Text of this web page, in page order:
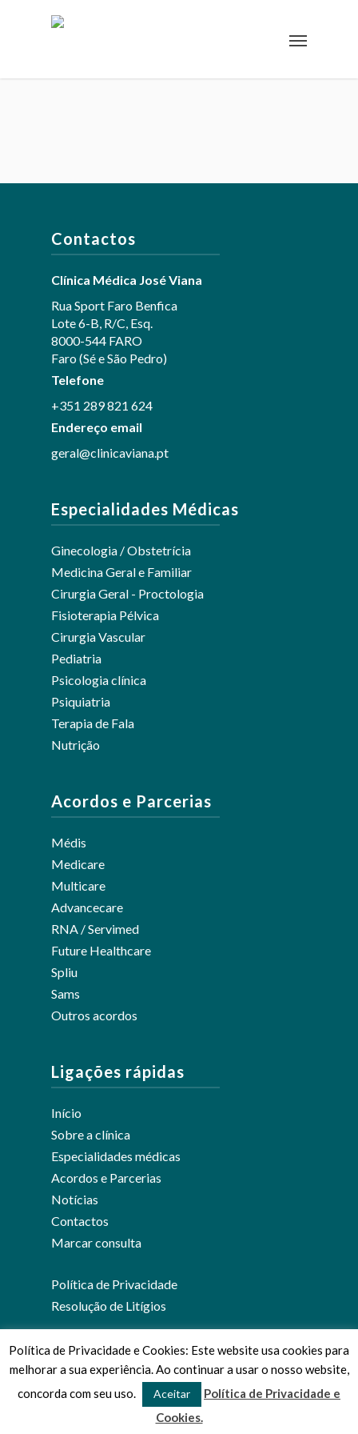
Contactos
Clínica Médica José Viana
Rua Sport Faro Benfica
Lote 6-B, R/C, Esq.
8000-544 FARO
Faro (Sé e São Pedro)
Telefone
+351 289 821 624
Endereço email
geral@clinicaviana.pt
Especialidades Médicas
Ginecologia / Obstetrícia
Medicina Geral e Familiar
Cirurgia Geral - Proctologia
Fisioterapia Pélvica
Cirurgia Vascular
Pediatria
Psicologia clínica
Psiquiatria
Terapia de Fala
Nutrição
Acordos e Parcerias
Médis
Medicare
Multicare
Advancecare
RNA / Servimed
Future Healthcare
Spliu
Sams
Outros acordos
Ligações rápidas
Início
Sobre a clínica
Especialidades médicas
Acordos e Parcerias
Notícias
Contactos
Marcar consulta
Política de Privacidade
Resolução de Litígios
© 2026 Clínica Médica José Viana.
Política de Privacidade e Cookies: Este website usa cookies para
melhorar a sua experiência. Ao continuar a usar o nosso website,
concorda com seu uso.
Aceitar
Política de Privacidade e
Cookies.